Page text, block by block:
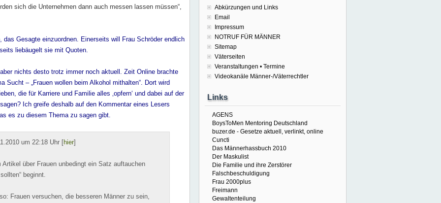
sich die Unternehmen dann auch messen lassen müssen“,
das Gesagte einzuordnen. Einerseits will Frau Schröder endlich
liebäugelt sie mit Quoten.
nichts desto trotz immer noch aktuell. Zeit Online brachte
Sucht – „Frauen wollen beim Alkohol mithalten“. Dort wird
die für Karriere und Familie alles ‚opfern‘ und dabei auf der
Ich greife deshalb auf den Kommentar eines Lesers
es zu diesem Thema zu sagen gibt.
um 22:18 Uhr [hier]
über Frauen unbedingt ein Satz auftauchen
beginnt.
Frauen versuchen, die besseren Männer zu sein,
Abkürzungen und Links
Email
Impressum
NOTRUF FÜR MÄNNER
Sitemap
Väterseiten
Veranstaltungen • Termine
Videokanäle Männer-/Väterrechtler
Links
AGENS
BoysToMen Mentoring Deutschland
buzer.de - Gesetze aktuell, verlinkt, online
Cuncti
Das Männerhassbuch 2010
Der Maskulist
Die Familie und ihre Zerstörer
Falschbeschuldigung
Frau 2000plus
Freimann
Gewaltenteilung